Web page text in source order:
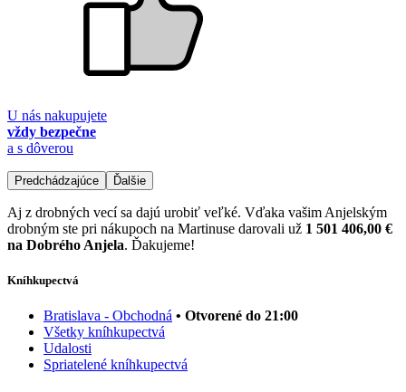
U nás nakupujete
vždy bezpečne
a s dôverou
Predchádzajúce Ďalšie
Aj z drobných vecí sa dajú urobiť veľké. Vďaka vašim Anjelským
drobným ste pri nákupoch na Martinuse darovali už 1 501 406,00 €
na Dobrého Anjela. Ďakujeme!
Kníhkupectvá
Bratislava - Obchodná • Otvorené do 21:00
Všetky kníhkupectvá
Udalosti
Spriatelené kníhkupectvá